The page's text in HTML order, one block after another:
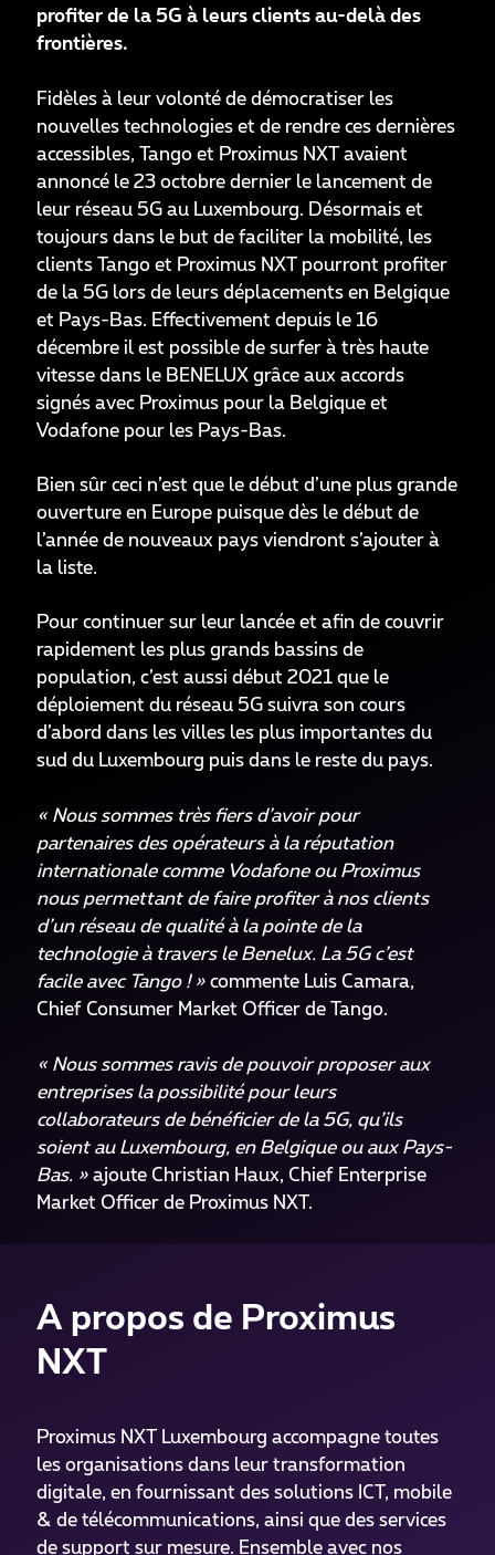
profiter de la 5G à leurs clients au-delà des
frontières.
Fidèles à leur volonté de démocratiser les
nouvelles technologies et de rendre ces dernières
accessibles, Tango et Proximus NXT avaient
annoncé le 23 octobre dernier le lancement de
leur réseau 5G au Luxembourg. Désormais et
toujours dans le but de faciliter la mobilité, les
clients Tango et Proximus NXT pourront profiter
de la 5G lors de leurs déplacements en Belgique
et Pays-Bas. Effectivement depuis le 16
décembre il est possible de surfer à très haute
vitesse dans le BENELUX grâce aux accords
signés avec Proximus pour la Belgique et
Vodafone pour les Pays-Bas.
Bien sûr ceci n’est que le début d’une plus grande
ouverture en Europe puisque dès le début de
l’année de nouveaux pays viendront s’ajouter à
la liste.
Pour continuer sur leur lancée et afin de couvrir
rapidement les plus grands bassins de
population, c’est aussi début 2021 que le
déploiement du réseau 5G suivra son cours
d’abord dans les villes les plus importantes du
sud du Luxembourg puis dans le reste du pays.
« Nous sommes très fiers d’avoir pour
partenaires des opérateurs à la réputation
internationale comme Vodafone ou Proximus
nous permettant de faire profiter à nos clients
d’un réseau de qualité à la pointe de la
technologie à travers le Benelux. La 5G c’est
facile avec Tango ! » commente Luis Camara,
Chief Consumer Market Officer de Tango.
« Nous sommes ravis de pouvoir proposer aux
entreprises la possibilité pour leurs
collaborateurs de bénéficier de la 5G, qu’ils
soient au Luxembourg, en Belgique ou aux Pays-
Bas. » ajoute Christian Haux, Chief Enterprise
Market Officer de Proximus NXT.
A propos de Proximus
NXT
Proximus NXT Luxembourg accompagne toutes
les organisations dans leur transformation
digitale, en fournissant des solutions ICT, mobile
& de télécommunications, ainsi que des services
de support sur mesure. Ensemble avec nos